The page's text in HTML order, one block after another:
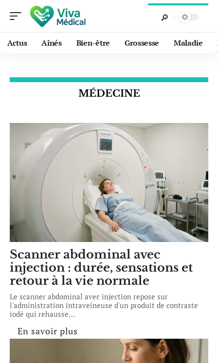
Actus Aînés Bien-être Grossesse Maladie
MÉDECINE
Scanner abdominal avec
injection : durée, sensations et
retour à la vie normale
Le scanner abdominal avec injection repose sur
l'administration intraveineuse d'un produit de contraste
iodé qui rehausse…
En savoir plus